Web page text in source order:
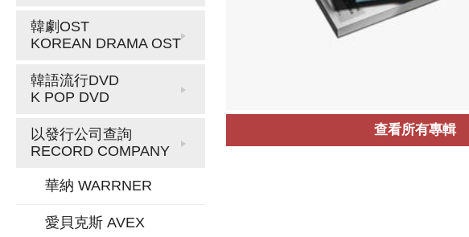
韓劇OST
KOREAN DRAMA OST
韓語流行DVD
K POP DVD
以發行公司查詢
RECORD COMPANY
華納 WARRNER
愛貝克斯 AVEX
查看所有專輯